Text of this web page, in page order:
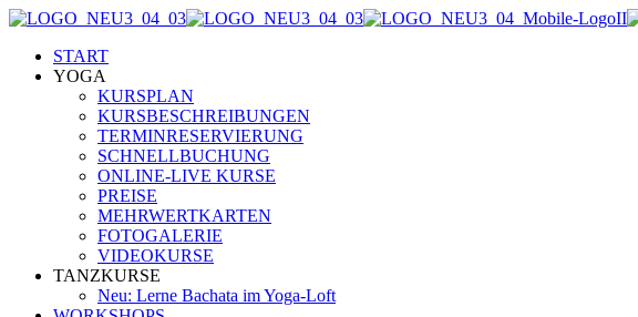
START
YOGA
KURSPLAN
KURSBESCHREIBUNGEN
TERMINRESERVIERUNG
SCHNELLBUCHUNG
ONLINE-LIVE KURSE
PREISE
MEHRWERTKARTEN
FOTOGALERIE
VIDEOKURSE
TANZKURSE
Neu: Lerne Bachata im Yoga-Loft